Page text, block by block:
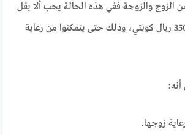
الزوج والزوجة ففي هذه الحالة يجب ألا يقل
دخلهم الشهري عن 350 ريال كويتي، وذلك حتى يتمكنوا من رعاية
أنه:
زوجها.